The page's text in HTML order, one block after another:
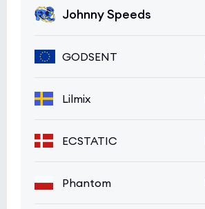
Johnny Speeds
GODSENT
Lilmix
ECSTATIC
Phantom